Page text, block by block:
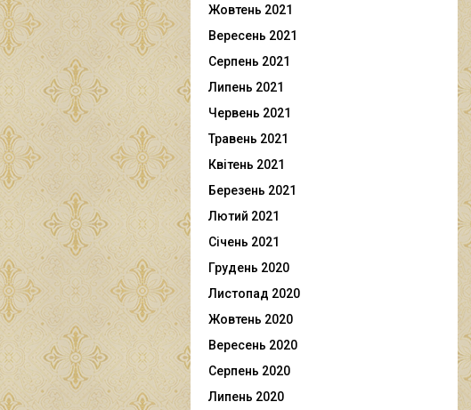
Жовтень 2021
Вересень 2021
Серпень 2021
Липень 2021
Червень 2021
Травень 2021
Квітень 2021
Березень 2021
Лютий 2021
Січень 2021
Грудень 2020
Листопад 2020
Жовтень 2020
Вересень 2020
Серпень 2020
Липень 2020